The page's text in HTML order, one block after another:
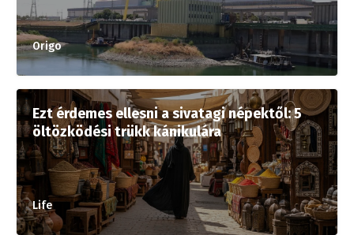
Origo
Ezt érdemes ellesni a sivatagi népektől: 5
öltözködési trükk kánikulára
Life